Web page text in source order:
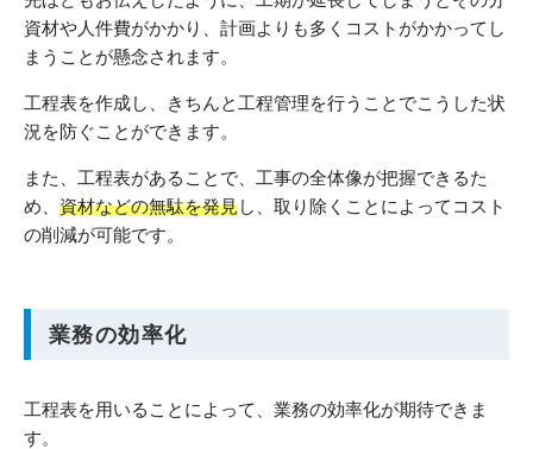
資材や人件費がかかり、計画よりも多くコストがかかってし
まうことが懸念されます。
工程表を作成し、きちんと工程管理を行うことでこうした状
況を防ぐことができます。
また、工程表があることで、工事の全体像が把握できるた
め、 資材などの無駄を発見し、取り除くことによってコスト
の削減が可能です。
業務の効率化
工程表を用いることによって、業務の効率化が期待できま
す。